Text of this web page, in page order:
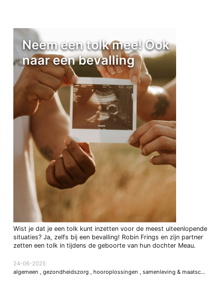
Neem een tolk mee! Ook
naar een bevalling
Wist je dat je een tolk kunt inzetten voor de meest uiteenlopende
situaties? Ja, zelfs bij een bevalling! Robin Frings en zijn partner
zetten een tolk in tijdens de geboorte van hun dochter Meau.
24-06-2025
algemeen , gezondheidszorg , hooroplossingen , samenleving & maatschappij